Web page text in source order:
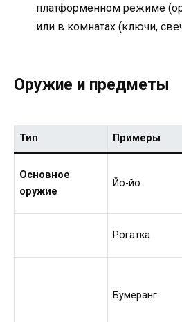
платформенном режиме
или в комнатах (ключи,
Оружие и предметы
Тип Примеры
Основное
оружие
Йо-йо
Рогатка
Бумеранг